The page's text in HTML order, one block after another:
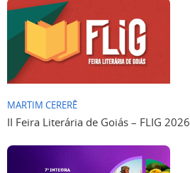
MARTIM CERERÊ
II Feira Literária de Goiás – FLIG 2026